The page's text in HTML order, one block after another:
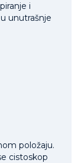
i
unutrašnje
položaju.
cistoskop